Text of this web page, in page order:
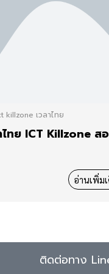
killzone เวลาไทย
ไทย ICT Killzone ส
อ่านเพิ่ม
ติดต่อทาง